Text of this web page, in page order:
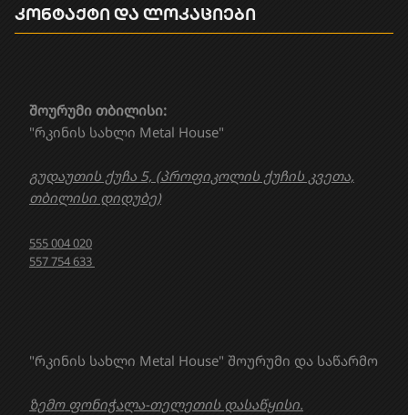
"რკინის სახლი Metal House" შოურუმი და საწარმო
ზემო ფონიჭალა-თელეთის დასაწყისი.
შოურუმი თბილისი:
"რკინის სახლი Metal House"
გუდაუთის ქუჩა 5, (პროფიკოლის ქუჩის კვეთა,
თბილისი დიდუბე)
555 004 020
557 754 633
კონტაქტი და ლოკაციები